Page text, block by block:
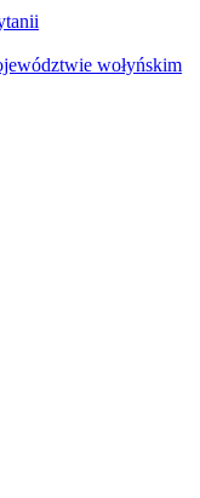
wołyńskim